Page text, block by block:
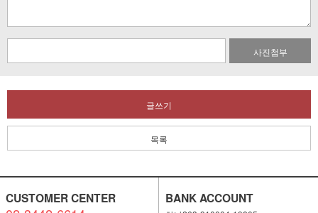
사진첨부
글쓰기
목록
CUSTOMER CENTER BANK ACCOUNT